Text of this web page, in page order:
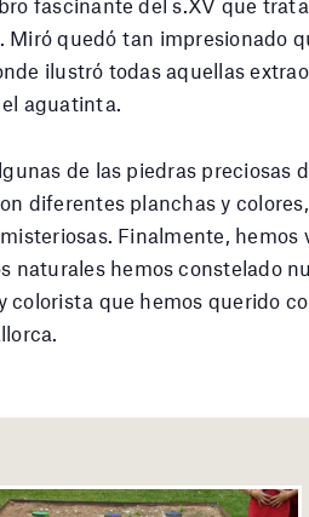
Miró quedó tan impresionado
ilustró todas aquellas
aguatinta.
de las piedras preciosas
diferentes planchas y
Finalmente, hemos
naturales hemos constelado
que hemos querido